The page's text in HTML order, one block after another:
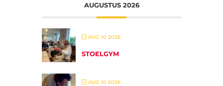
AUGUSTUS 2026
AUG 10 2026
STOELGYM
AUG 10 2026